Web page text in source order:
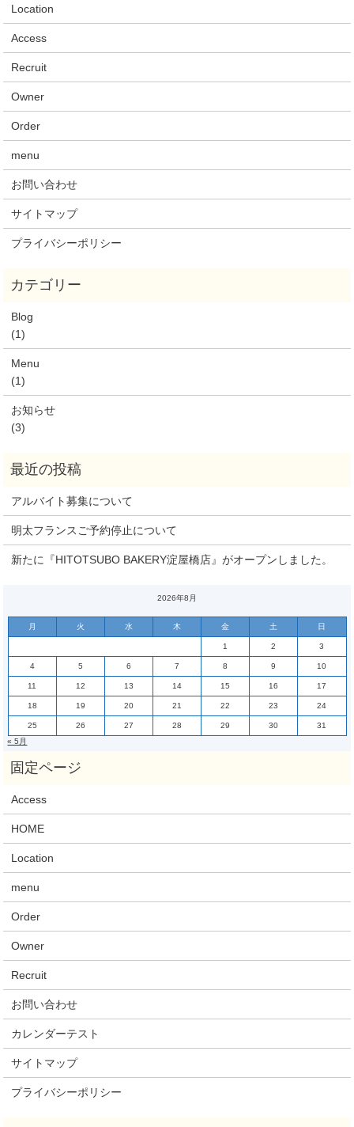
Location
Access
Recruit
Owner
Order
menu
お問い合わせ
サイトマップ
プライバシーポリシー
Blog
(1)
Menu
(1)
お知らせ
(3)
アルバイト募集について
明太フランスご予約停止について
新たに『HITOTSUBO BAKERY淀屋橋店』がオープンしました。
2026年8月
月 火 水 木 金 土 日
1 2 3
4 5 6 7 8 9 10
11 12 13 14 15 16 17
18 19 20 21 22 23 24
25 26 27 28 29 30
31
« 5月
Access
HOME
Location
menu
Order
Owner
Recruit
お問い合わせ
カレンダーテスト
サイトマップ
プライバシーポリシー